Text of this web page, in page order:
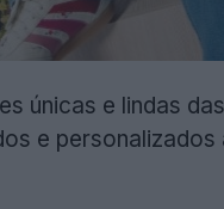
únicas e lindas
e personalizados